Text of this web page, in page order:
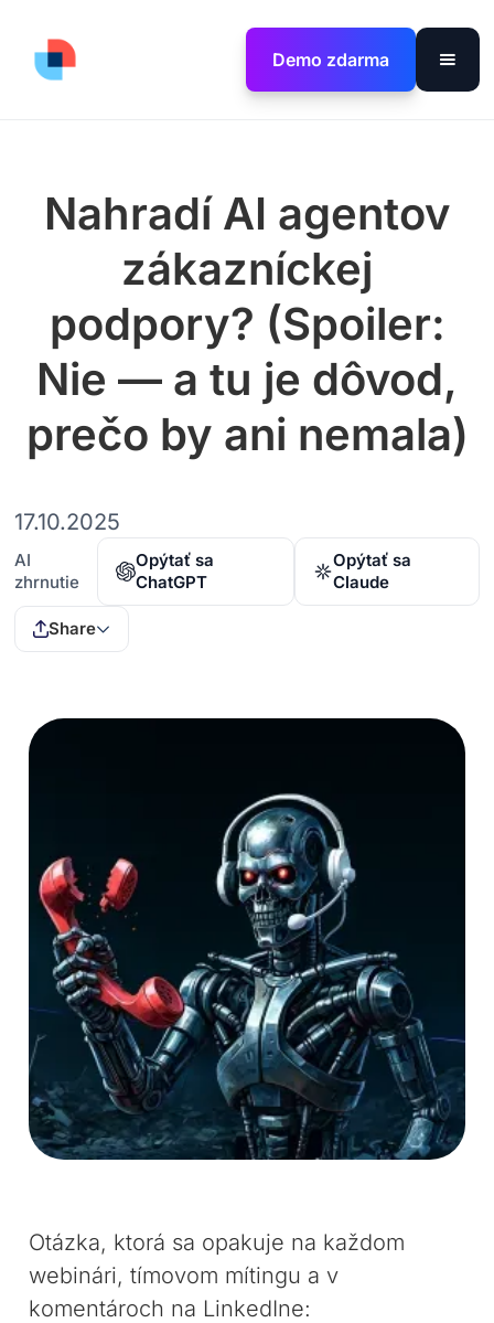
Demo zdarma
Nahradí AI agentov
zákazníckej
podpory? (Spoiler:
Nie — a tu je dôvod,
prečo by ani nemala)
17.10.2025
AI
zhrnutie
Opýtať sa
ChatGPT
Opýtať sa
Claude
Share
Otázka, ktorá sa opakuje na každom
webinári, tímovom mítingu a v
komentároch na LinkedIne: